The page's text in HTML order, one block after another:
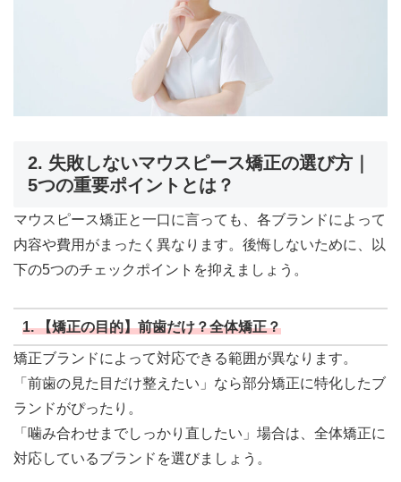
2. 失敗しないマウスピース矯正の選び方｜
5つの重要ポイントとは？
マウスピース矯正と一口に言っても、各ブランドによって
内容や費用がまったく異なります。後悔しないために、以
下の5つのチェックポイントを抑えましょう。
1. 【矯正の目的】前歯だけ？全体矯正？
矯正ブランドによって対応できる範囲が異なります。
「前歯の見た目だけ整えたい」なら部分矯正に特化したブ
ランドがぴったり。
「噛み合わせまでしっかり直したい」場合は、全体矯正に
対応しているブランドを選びましょう。